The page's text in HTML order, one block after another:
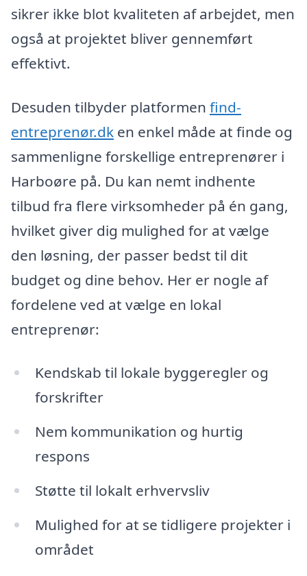
sikrer ikke blot kvaliteten af arbejdet, men
også at projektet bliver gennemført
effektivt.
Desuden tilbyder platformen find-
entreprenør.dk en enkel måde at finde og
sammenligne forskellige entreprenører i
Harboøre på. Du kan nemt indhente
tilbud fra flere virksomheder på én gang,
hvilket giver dig mulighed for at vælge
den løsning, der passer bedst til dit
budget og dine behov. Her er nogle af
fordelene ved at vælge en lokal
entreprenør:
Kendskab til lokale byggeregler og
forskrifter
Nem kommunikation og hurtig
respons
Støtte til lokalt erhvervsliv
Mulighed for at se tidligere projekter i
området